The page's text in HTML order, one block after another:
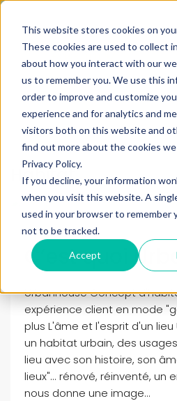
This website stores cookies on
These cookies are used to collect
about how you interact with our
us to remember you. We use this
order to improve and customize
experience and for analytics and
visitors both on this website and
find out more about the cookies
Privacy Policy.
If you decline, your information
when you visit this website. A
used in your browser to remember
not to be tracked.
Accept
patrimoine.
Accueil Habitat
Habitat
C’est quoi
Urbanhouse Concept
expérience client en mode
plus L'âme et l'esprit d'un lieu
un habitat urbain, des
lieu avec son histoire, son
lieux"... rénové, réinventé, un
nous donne une image...